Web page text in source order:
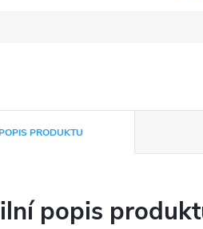
POPIS PRODUKTU
popis